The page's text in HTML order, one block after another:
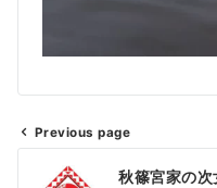
Previous page
秋篠宮家の